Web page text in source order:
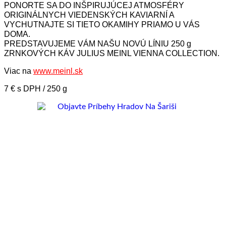
PONORTE SA DO INŠPIRUJÚCEJ ATMOSFÉRY
ORIGINÁLNYCH VIEDENSKÝCH KAVIARNÍ A
VYCHUTNAJTE SI TIETO OKAMIHY PRIAMO U VÁS
DOMA.
PREDSTAVUJEME VÁM NAŠU NOVÚ LÍNIU 250 g
ZRNKOVÝCH KÁV JULIUS MEINL VIENNA COLLECTION.
Viac na www.meinl.sk
7 € s DPH / 250 g